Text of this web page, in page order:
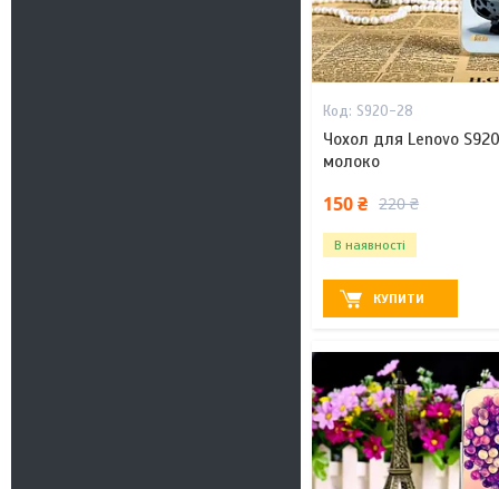
S920-28
Чохол для Lenovo
молоко
150 ₴ 220 ₴
В наявності
КУПИТИ